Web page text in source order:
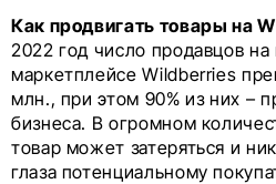
Как продвигать товары на
2022 год число продавцов
маркетплейсе Wildberries
млн., при этом 90% из них –
бизнеса. В огромном
товар может затеряться и
глаза потенциальному